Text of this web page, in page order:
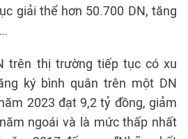
giải thể hơn 50.700 DN, tăng
trên thị trường tiếp tục có xu
ký bình quân trên một DN
2023 đạt 9,2 tỷ đồng, giảm
ngoái và là mức thấp nhất